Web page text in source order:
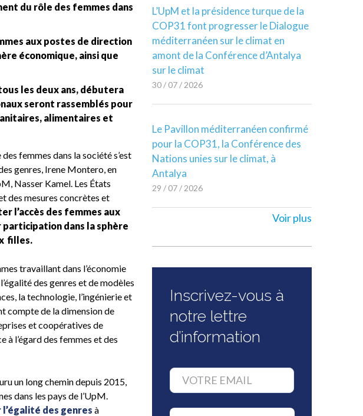
du rôle des femmes dans
aux postes de direction
économique, ainsi que
les deux ans, débutera
seront rassemblés pour
alimentaires et
femmes dans la société s’est
genres, Irene Montero, en
Nasser Kamel. Les États
des mesures concrètes et
l’accès des femmes aux
dans la sphère
filles.
travaillant dans l’économie
des genres et de modèles
la technologie, l’ingénierie et
compte de la dimension de
et coopératives de
l’égard des femmes et des
un long chemin depuis 2015,
dans les pays de l’UpM.
des genres à
L’UpM et la présidence turque de la
COP31 font progresser le Dialogue
méditerranéen sur le climat en
amont de la Conférence d’Antalya
sur le climat
30 / 07 / 2026
Le Pavillon méditerranéen confirmé
pour la COP31, la Conférence des
Nations unies sur le climat, à
Antalya
29 / 07 / 2026
Voir plus
Inscrivez-vous à
notre lettre
d’information